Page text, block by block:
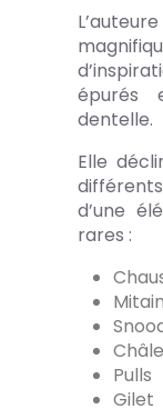
épurés
dentelle.
Elle
d’une
rares :
Pulls
Gilet